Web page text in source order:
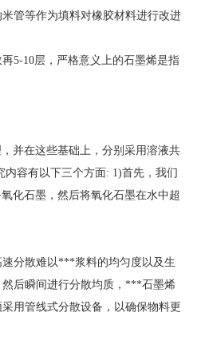
管等作为填料对橡胶材料进行改进
5-10层，严格意义上的石墨烯是指
并在这些基础上，分别采用溶液共
容有以下三个方面: 1)首先，我们
化石墨，然后将氧化石墨在水中超
分散难以***浆料的均匀度以及生
后瞬间进行分散均质，***石墨烯
用管线式分散设备，以确保物料更